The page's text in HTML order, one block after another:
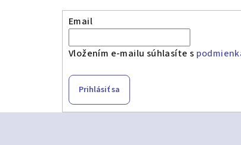
Email
Vložením e-mailu súhlasíte s
Prihlásiť sa